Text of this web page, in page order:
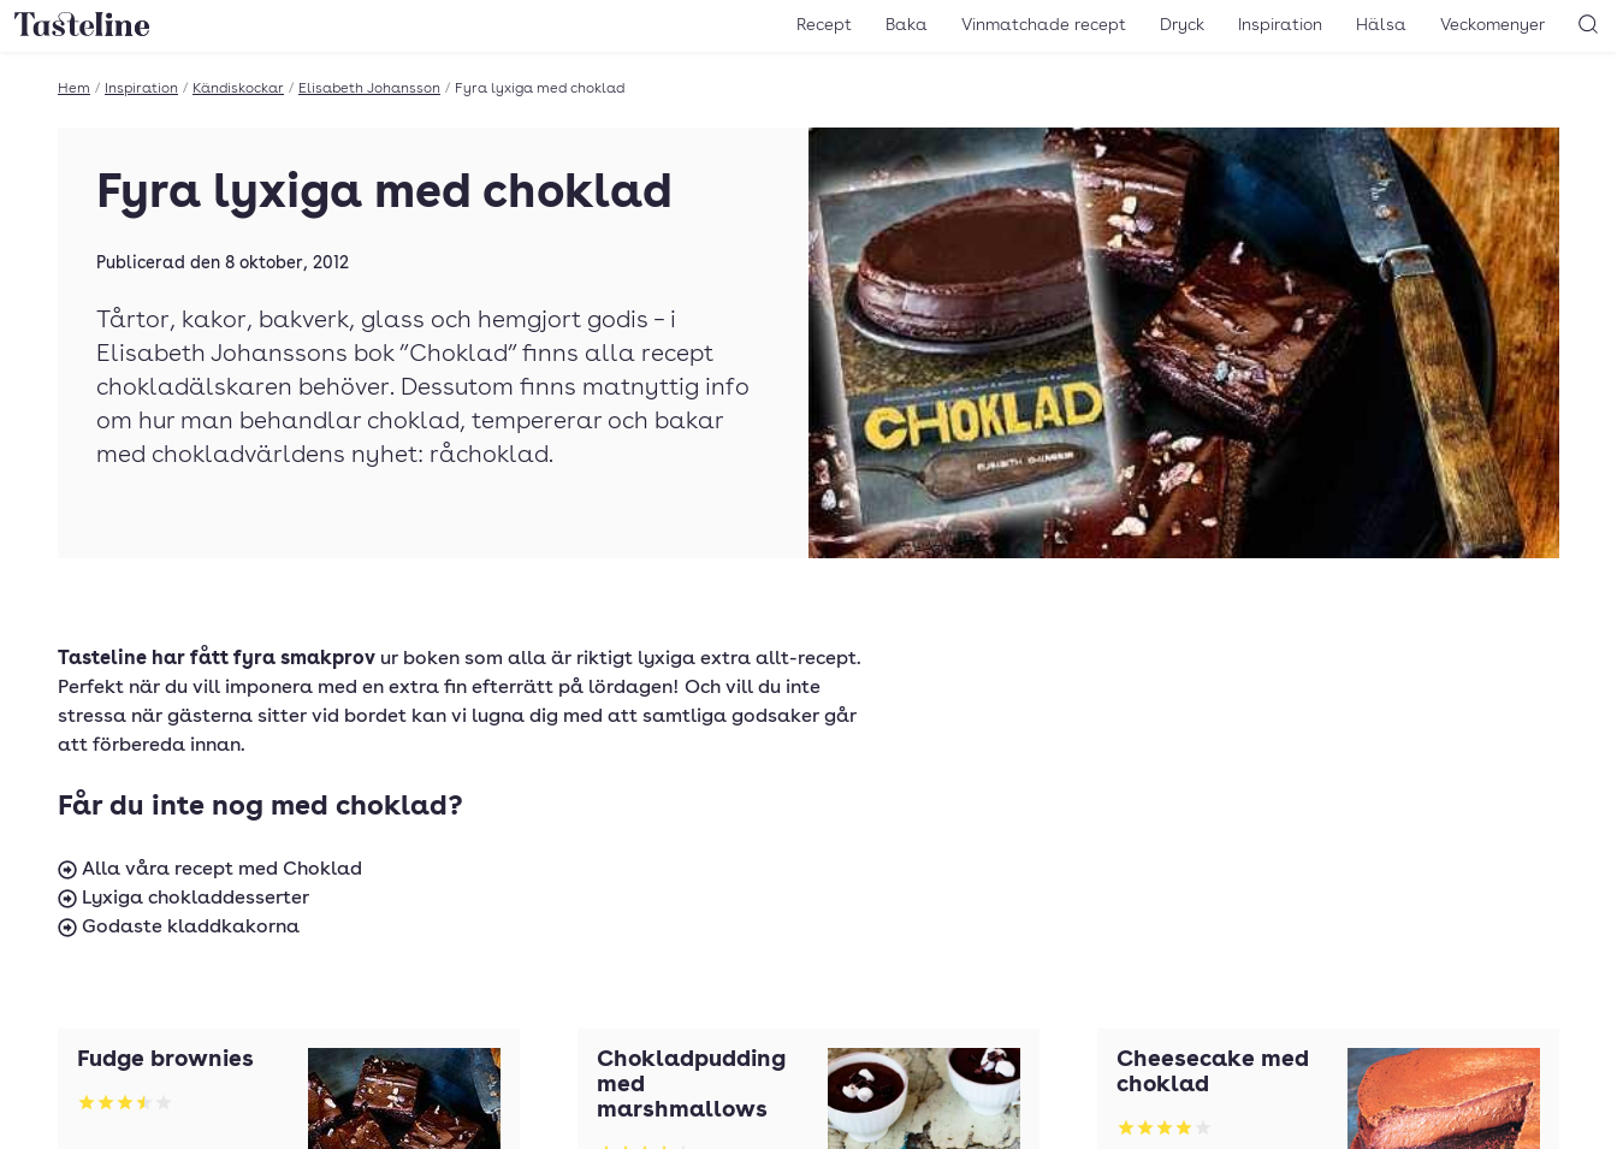
Till Tastelines startsida Recept Baka Vinmatchade recept Dryck Inspiration Hälsa Veckomenyer
Hem / Inspiration / Kändiskockar / Elisabeth Johansson / Fyra lyxiga med choklad
Fyra lyxiga med choklad
Publicerad den 8 oktober, 2012
Tårtor, kakor, bakverk, glass och hemgjort godis – i
Elisabeth Johanssons bok ”Choklad” finns alla recept
chokladälskaren behöver. Dessutom finns matnyttig info
om hur man behandlar choklad, tempererar och bakar
med chokladvärldens nyhet: råchoklad.
Tasteline har fått fyra smakprov ur boken som alla är riktigt lyxiga extra allt-recept.
Perfekt när du vill imponera med en extra fin efterrätt på lördagen! Och vill du inte
stressa när gästerna sitter vid bordet kan vi lugna dig med att samtliga godsaker går
att förbereda innan.
Får du inte nog med choklad?
Alla våra recept med Choklad
Lyxiga chokladdesserter
Godaste kladdkakorna
Fudge brownies
Betyg: 3.5 av 5
Chokladpudding
med
marshmallows
Cheesecake med
choklad
Betyg: 4.01 av 5